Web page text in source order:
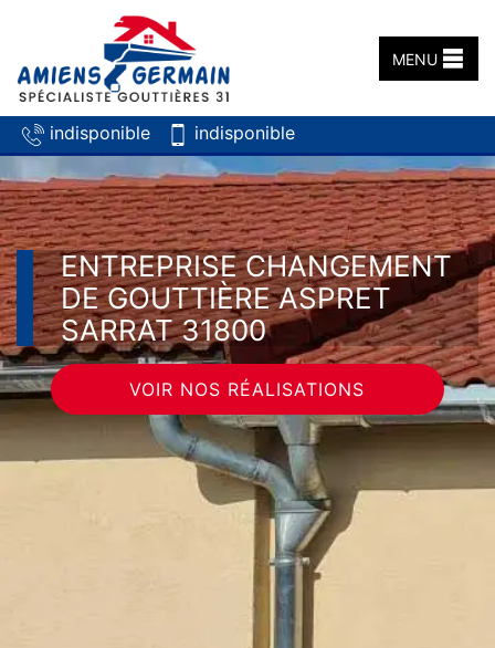
indisponible indisponible
MENU
ENTREPRISE CHANGEMENT
DE GOUTTIÈRE ASPRET
SARRAT 31800
VOIR NOS RÉALISATIONS